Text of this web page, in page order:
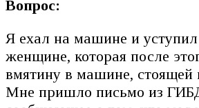
Вопрос:
Я ехал на машине и
женщине, которая после
вмятину в машине, стоящей
Мне пришло письмо из